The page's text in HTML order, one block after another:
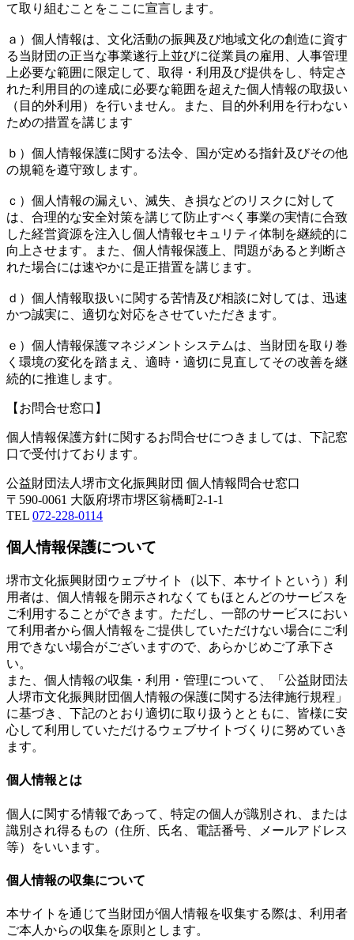
て取り組むことをここに宣言します。
ａ）個人情報は、文化活動の振興及び地域文化の創造に資す
る当財団の正当な事業遂行上並びに従業員の雇用、人事管理
上必要な範囲に限定して、取得・利用及び提供をし、特定さ
れた利用目的の達成に必要な範囲を超えた個人情報の取扱い
（目的外利用）を行いません。また、目的外利用を行わない
ための措置を講じます
ｂ）個人情報保護に関する法令、国が定める指針及びその他
の規範を遵守致します。
ｃ）個人情報の漏えい、滅失、き損などのリスクに対して
は、合理的な安全対策を講じて防止すべく事業の実情に合致
した経営資源を注入し個人情報セキュリティ体制を継続的に
向上させます。また、個人情報保護上、問題があると判断さ
れた場合には速やかに是正措置を講じます。
ｄ）個人情報取扱いに関する苦情及び相談に対しては、迅速
かつ誠実に、適切な対応をさせていただきます。
ｅ）個人情報保護マネジメントシステムは、当財団を取り巻
く環境の変化を踏まえ、適時・適切に見直してその改善を継
続的に推進します。
【お問合せ窓口】
個人情報保護方針に関するお問合せにつきましては、下記窓
口で受付けております。
公益財団法人堺市文化振興財団 個人情報問合せ窓口
〒590-0061 大阪府堺市堺区翁橋町2-1-1
TEL 072-228-0114
個人情報保護について
堺市文化振興財団ウェブサイト（以下、本サイトという）利
用者は、個人情報を開示されなくてもほとんどのサービスを
ご利用することができます。ただし、一部のサービスにおい
て利用者から個人情報をご提供していただけない場合にご利
用できない場合がございますので、あらかじめご了承下さ
い。
また、個人情報の収集・利用・管理について、「公益財団法
人堺市文化振興財団個人情報の保護に関する法律施行規程」
に基づき、下記のとおり適切に取り扱うとともに、皆様に安
心して利用していただけるウェブサイトづくりに努めていき
ます。
個人情報とは
個人に関する情報であって、特定の個人が識別され、または
識別され得るもの（住所、氏名、電話番号、メールアドレス
等）をいいます。
個人情報の収集について
本サイトを通じて当財団が個人情報を収集する際は、利用者
ご本人からの収集を原則とします。